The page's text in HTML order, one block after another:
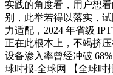
实践的角度看，用户想
别，此举若得以落实，
力适配，2024 年省级
正在此根本上，不竭挤
设备渗入率曾经冲破
球时报-全球网 【全球时